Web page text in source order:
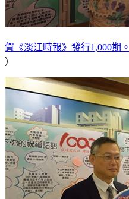
賀《淡江時報》發行1,000期。
）